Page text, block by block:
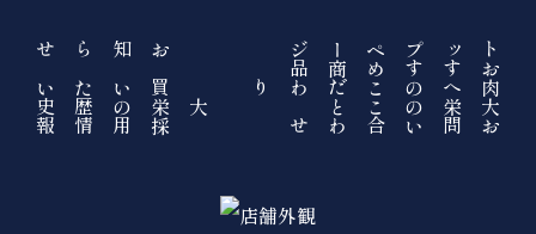
トップページ
お知らせ
おすすめ商品
肉へのこだわり
買いたい
大栄のこと
大栄の歴史
お問い合わせ
採用情報